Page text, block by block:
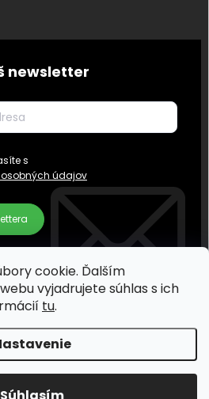
cookie. Ďalším
vyjadrujete súhlas s ich
tu.
newsletter
s
údajov